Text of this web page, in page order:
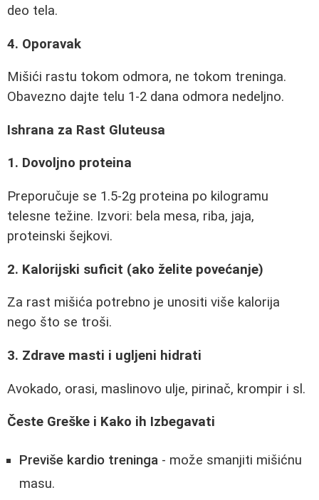
deo tela.
4. Oporavak
Mišići rastu tokom odmora, ne tokom treninga.
Obavezno dajte telu 1-2 dana odmora nedeljno.
Ishrana za Rast Gluteusa
1. Dovoljno proteina
Preporučuje se 1.5-2g proteina po kilogramu
telesne težine. Izvori: bela mesa, riba, jaja,
proteinski šejkovi.
2. Kalorijski suficit (ako želite povećanje)
Za rast mišića potrebno je unositi više kalorija
nego što se troši.
3. Zdrave masti i ugljeni hidrati
Avokado, orasi, maslinovo ulje, pirinač, krompir i sl.
Česte Greške i Kako ih Izbegavati
Previše kardio treninga - može smanjiti mišićnu
masu.